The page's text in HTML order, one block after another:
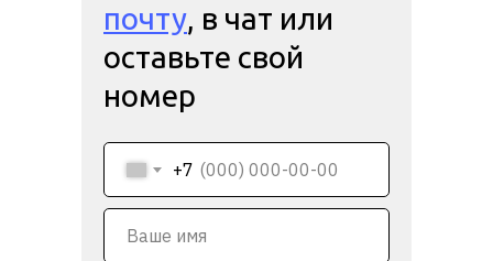
почту, в чат или
оставьте свой
номер
+7